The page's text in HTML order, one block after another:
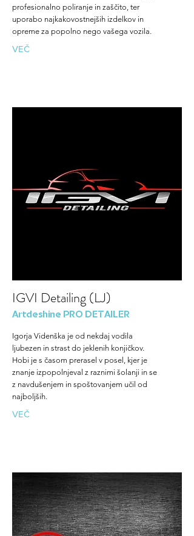
profesionalno poliranje in zaščito, ter
uporabo najkakovostnejših izdelkov in
opreme za popolno nego vašega vozila.
VEČ
IGVI Detailing (LJ)
Artdeshine PRO DETAILER
Igorja Videnška je od nekdaj vodila
ljubezen in strast do jeklenih konjičkov.
Hobi je s časom prerasel v posel, kjer je
znanje izpopolnjeval z raznimi šolanji in se
z navdušenjem in spoštovanjem učil od
najboljših.
VEČ